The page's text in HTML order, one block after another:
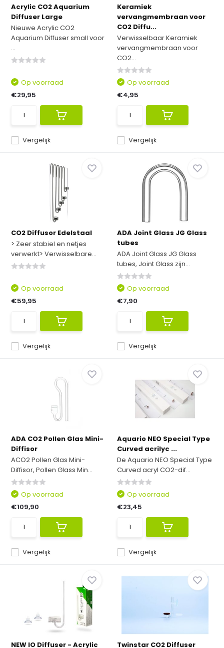
Acrylic CO2 Aquarium
Diffuser Large
Nieuwe Acrylic CO2
Aquarium Diffuser small voor
...
Vergelijk
Op voorraad
€29,95
Keramiek
vervangmembraan voor
CO2 Diffu...
Verwisselbaar Keramiek
vervangmembraan voor
CO2...
Vergelijk
Op voorraad
€4,95
CO2 Diffusor Edelstaal
> Zeer stabiel en netjes
verwerkt> Verwisselbare...
Vergelijk
Op voorraad
€59,95
ADA Joint Glass JG Glass
tubes
ADA Joint Glass JG Glass
tubes, Joint Glass zijn...
Vergelijk
Op voorraad
€7,90
ADA CO2 Pollen Glas Mini-
Diffisor
ACO2 Pollen Glas Mini-
Diffisor, Pollen Glass Min...
Vergelijk
Op voorraad
€109,90
Aquario NEO Special Type
Curved acrilyc ...
De Aquario NEO Special Type
Curved acryl CO2-dif...
Vergelijk
Op voorraad
€23,45
NEW IO Diffuser - Acrylic Twinstar CO2 Diffuser